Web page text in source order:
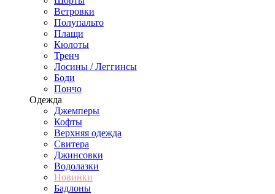
Ветровки
Полупальто
Плащи
Кюлоты
Тренч
Лосины / Леггинсы
Боди
Пончо
Одежда
Джемперы
Кофты
Верхняя одежда
Свитера
Джинсовки
Водолазки
Новинки
Бадлоны